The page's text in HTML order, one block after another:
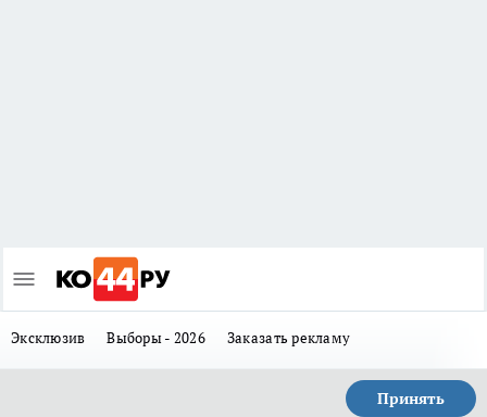
Эксклюзив Выборы - 2026 Заказать рекламу
Принять